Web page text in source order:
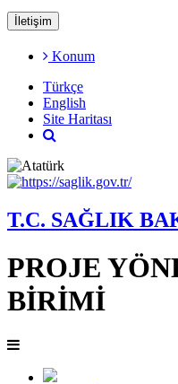
İletişim
Konum
Türkçe
English
Site Haritası
T.C. SAĞLIK
PROJE
BİRİMİ